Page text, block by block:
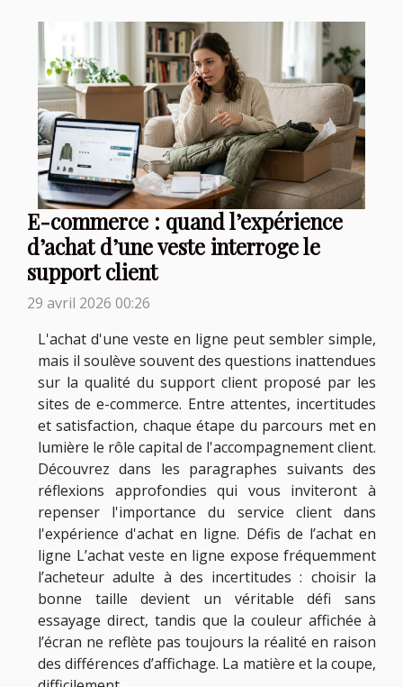
E-commerce : quand l’expérience
d’achat d’une veste interroge le
support client
29 avril 2026 00:26
L'achat d'une veste en ligne peut sembler simple,
mais il soulève souvent des questions inattendues
sur la qualité du support client proposé par les
sites de e-commerce. Entre attentes, incertitudes
et satisfaction, chaque étape du parcours met en
lumière le rôle capital de l'accompagnement client.
Découvrez dans les paragraphes suivants des
réflexions approfondies qui vous inviteront à
repenser l'importance du service client dans
l'expérience d'achat en ligne. Défis de l’achat en
ligne L’achat veste en ligne expose fréquemment
l’acheteur adulte à des incertitudes : choisir la
bonne taille devient un véritable défi sans
essayage direct, tandis que la couleur affichée à
l’écran ne reflète pas toujours la réalité en raison
des différences d’affichage. La matière et la coupe,